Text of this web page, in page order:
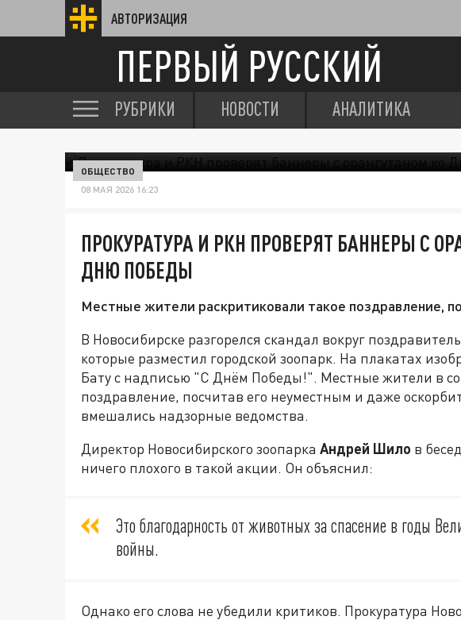
АВТОРИЗАЦИЯ
ПЕРВЫЙ РУССКИЙ
РУБРИКИ НОВОСТИ АНАЛИТИКА
ОБЩЕСТВО
08 МАЯ 2026 16:23
ПРОКУРАТУРА И РКН ПРОВЕРЯТ БАННЕРЫ С
ДНЮ ПОБЕДЫ
Местные жители раскритиковали такое поздравление,
В Новосибирске разгорелся скандал вокруг
которые разместил городской зоопарк. На плакатах
Бату с надписью "С Днём Победы!". Местные жители в
поздравление, посчитав его неуместным и даже
вмешались надзорные ведомства.
Директор Новосибирского зоопарка Андрей Шило в
ничего плохого в такой акции. Он объяснил:
Это благодарность от животных за спасение в годы
войны.
Однако его слова не убедили критиков. Прокуратура